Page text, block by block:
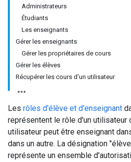
Administrateurs
Étudiants
Les enseignants
Gérer les enseignants
Gérer les propriétaires de cours
Gérer les élèves
Récupérer les cours d'un utilisateur
Les rôles d'élève et d'enseignant
représentent le rôle d'un utilisateur
utilisateur peut être enseignant
dans un autre. La désignation
représente un ensemble